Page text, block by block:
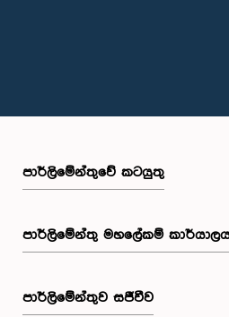
පාර්ලිමේන්තුවේ කටයුතු
පාර්ලිමේන්තු මහලේකම්
පාර්ලිමේන්තුව සජීවීව